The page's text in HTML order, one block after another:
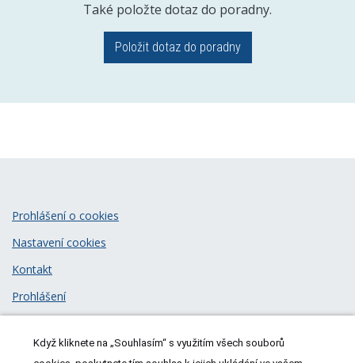
Také položte dotaz do poradny.
Položit dotaz do poradny
Prohlášení o cookies
Nastavení cookies
Kontakt
Prohlášení
Když kliknete na „Souhlasím“ s využitím všech souborů